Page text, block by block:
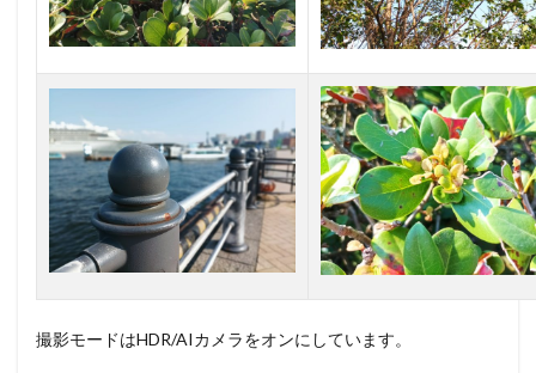
撮影モードはHDR/AIカメラをオンにしています。